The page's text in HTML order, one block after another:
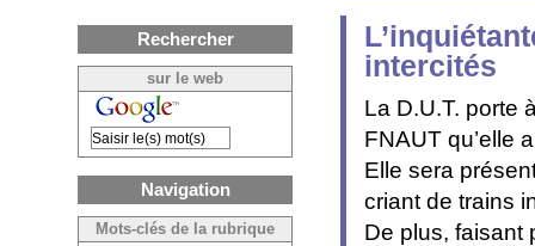
intercités
La D.U.T. porte
FNAUT qu’elle
Elle sera
criant de trains
De plus, faisant
Rechercher
sur le web
Navigation
Mots-clés de la rubrique